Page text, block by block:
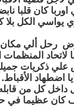
كان قلبا
يواسي الكل بلا
رحل ألي
المنظمات
علي ذكريات
اضطهاد الأقباط.
داخل كل من
عظيما في